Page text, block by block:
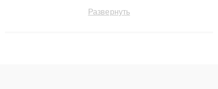
сохранением гарантии до 3 лет. Наши мастера решают
Развернуть